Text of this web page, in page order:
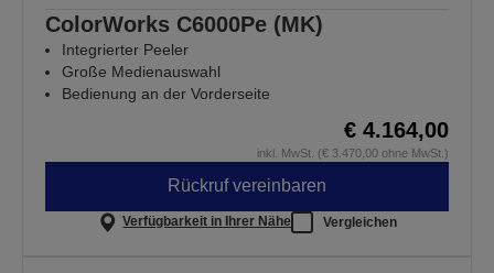
ColorWorks C6000Pe (MK)
Integrierter Peeler
Große Medienauswahl
Bedienung an der Vorderseite
€ 4.164,00
inkl. MwSt. (€ 3.470,00 ohne MwSt.)
Rückruf vereinbaren
Verfügbarkeit in Ihrer Nähe Vergleichen